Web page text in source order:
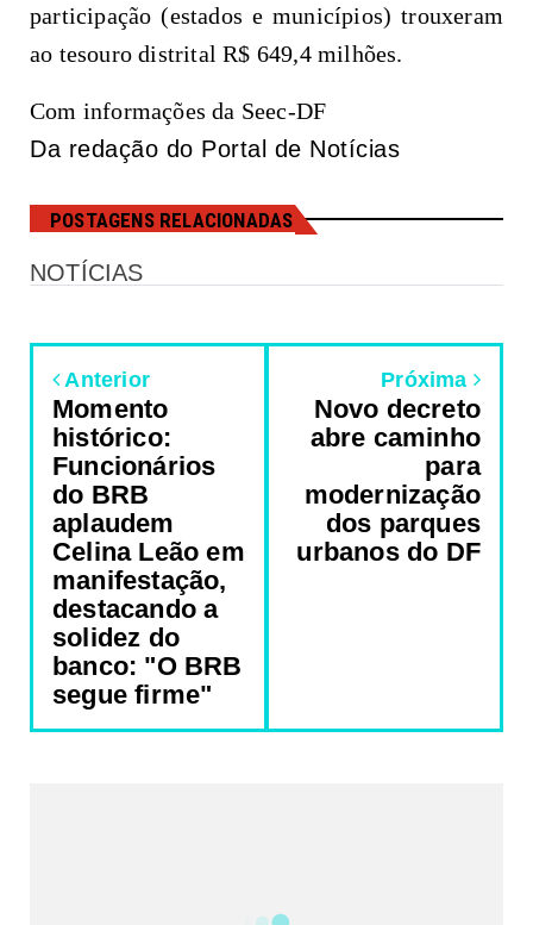
participação (estados e municípios) trouxeram
ao tesouro distrital R$ 649,4 milhões.
Com informações da Seec-DF
Da redação do Portal de Notícias
POSTAGENS RELACIONADAS
NOTÍCIAS
Anterior
Momento
histórico:
Funcionários
do BRB
aplaudem
Celina Leão em
manifestação,
destacando a
solidez do
banco: "O BRB
segue firme"
Próxima
Novo decreto
abre caminho
para
modernização
dos parques
urbanos do DF